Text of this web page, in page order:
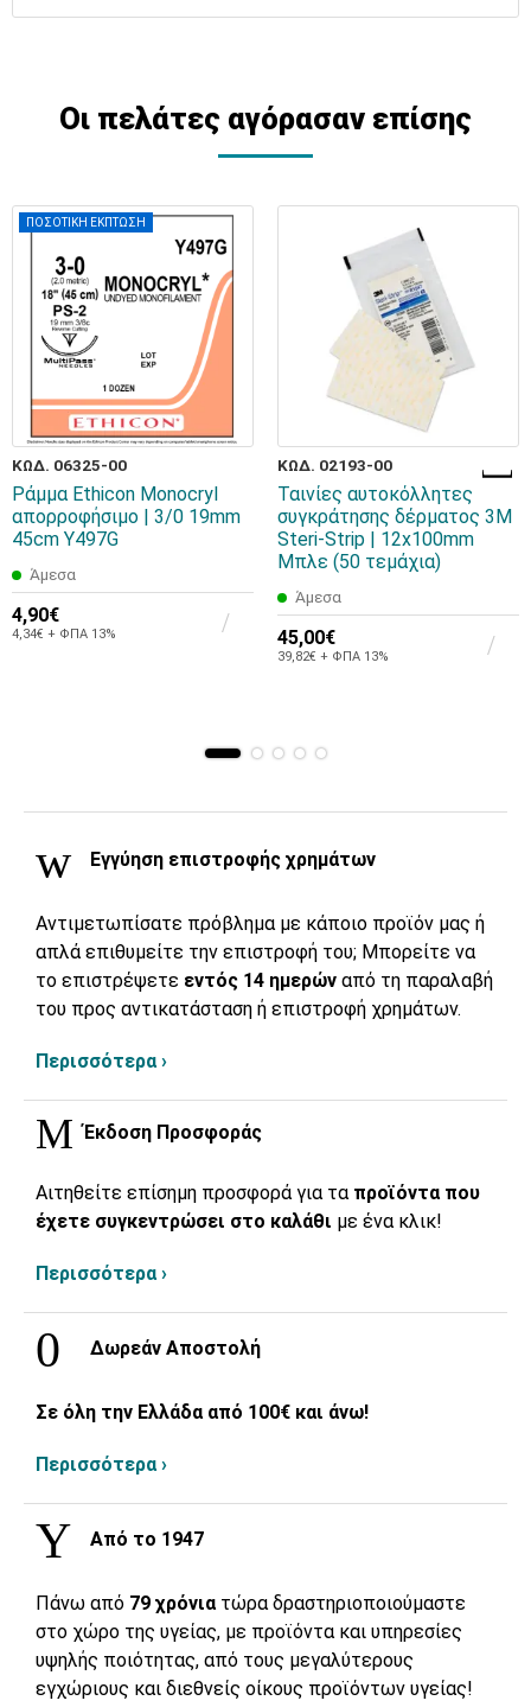
Οι πελάτες αγόρασαν επίσης
ΠΟΣΟΤΙΚΗ ΕΚΠΤΩΣΗ
ΚΩΔ. 06325-00
Ράμμα Ethicon Monocryl
απορροφήσιμο | 3/0 19mm
45cm Y497G
Άμεσα
4,90€
4,34€ + ΦΠΑ 13%
ΚΩΔ. 02193-00
Ταινίες αυτοκόλλητες
συγκράτησης δέρματος 3M
Steri-Strip | 12x100mm
Μπλε (50 τεμάχια)
Άμεσα
45,00€
39,82€ + ΦΠΑ 13%
Εγγύηση επιστροφής χρημάτων
Αντιμετωπίσατε πρόβλημα με κάποιο προϊόν μας ή
απλά επιθυμείτε την επιστροφή του; Μπορείτε να
το επιστρέψετε εντός 14 ημερών από τη παραλαβή
του προς αντικατάσταση ή επιστροφή χρημάτων.
Περισσότερα ›
Έκδοση Προσφοράς
Αιτηθείτε επίσημη προσφορά για τα προϊόντα που
έχετε συγκεντρώσει στο καλάθι με ένα κλικ!
Περισσότερα ›
Δωρεάν Αποστολή
Σε όλη την Ελλάδα από 100€ και άνω!
Περισσότερα ›
Από το 1947
Πάνω από 79 χρόνια τώρα δραστηριοποιούμαστε
στο χώρο της υγείας, με προϊόντα και υπηρεσίες
υψηλής ποιότητας, από τους μεγαλύτερους
εγχώριους και διεθνείς οίκους προϊόντων υγείας!